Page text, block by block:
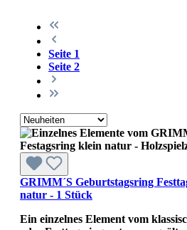
Seite 1
Seite 2
GRIMM´S Geburtstagsring
natur - 1 Stück
Ein einzelnes Element vom